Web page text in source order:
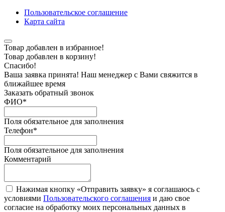
Пользовательское соглашение
Карта сайта
Товар добавлен в избранное!
Товар добавлен в корзину!
Спасибо!
Ваша заявка принята! Наш менеджер с Вами свяжится в
ближайшее время
Заказать обратный звонок
ФИО*
Поля обязательное для заполнения
Телефон*
Поля обязательное для заполнения
Комментарий
Нажимая кнопку «Отправить заявку» я соглашаюсь с
условиями Пользовательского соглашения и даю свое
согласие на обработку моих персональных данных в